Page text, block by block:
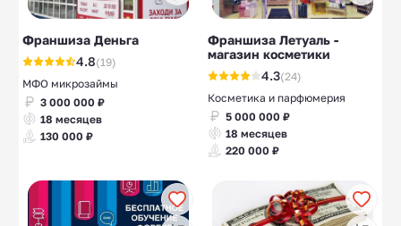
Франшиза Деньга
4.8(19)
МФО микрозаймы
3 000 000 ₽
18 месяцев
130 000 ₽
Франшиза Летуаль -
магазин косметики
4.3(24)
Косметика и парфюмерия
5 000 000 ₽
18 месяцев
220 000 ₽